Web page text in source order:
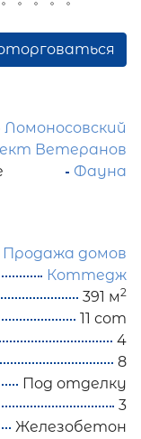
Ломоносовский
Ветеранов
Фауна
Продажа домов
Коттедж
391 м2
11 сот
4
8
Под отделку
3
Железобетон